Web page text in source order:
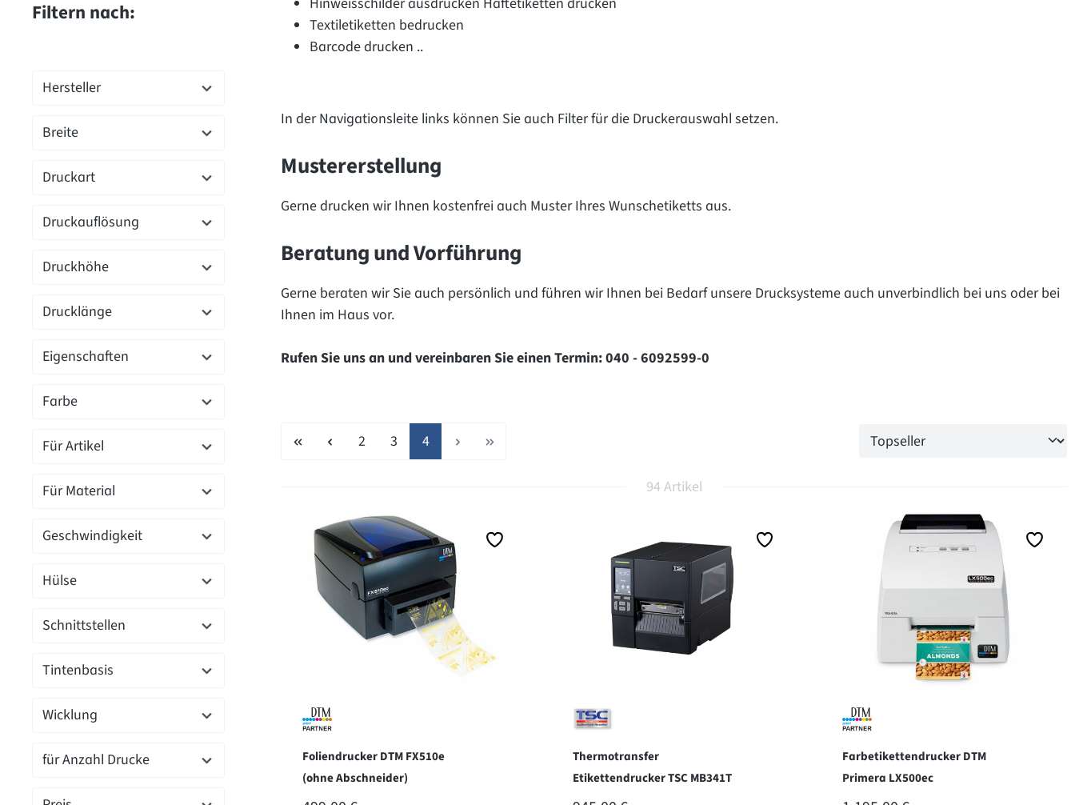
Filtern nach:
Hersteller
Breite
Druckart
Druckauflösung
Druckhöhe
Drucklänge
Eigenschaften
Farbe
Für Artikel
Für Material
Geschwindigkeit
Hülse
Schnittstellen
Tintenbasis
Wicklung
für Anzahl Drucke
Textiletiketten bedrucken
Barcode drucken ..
In der Navigationsleite links können Sie auch Filter für die Druckerauswahl setzen.
Mustererstellung
Gerne drucken wir Ihnen kostenfrei auch Muster Ihres Wunschetiketts aus.
Beratung und Vorführung
Gerne beraten wir Sie auch persönlich und führen wir Ihnen bei Bedarf unsere Drucksysteme auch unverbindlich bei uns oder bei
Ihnen im Haus vor.
Rufen Sie uns an und vereinbaren Sie einen Termin: 040 - 6092599-0
Seite
2 Seite
3 Seite
4
94 Artikel
Foliendrucker DTM FX510e
(ohne Abschneider)
Thermotransfer
Etikettendrucker TSC MB341T
Farbetikettendrucker DTM
Primera LX500ec